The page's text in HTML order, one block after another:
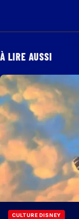
À LIRE AUSSI
CULTURE DISNEY